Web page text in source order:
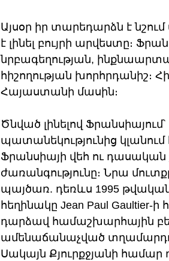
Այսօր իր տարեդարձն է
է լինել բույրի արվեստը։
նրբագեղության,
հիշողության խորհրդանիշ։
Հայաստանի մասին։
Ծնված լինելով
պատանեկությունից կլանում
Ֆրանսիայի վեհ ու
ժառանգությունը։ Նրա
պայծառ. դեռևս 1995
հեղինակը Jean Paul
դարձավ համաշխարհային
ամենաճանաչված տղամարդու
Սակայն Քյուրքջյանի